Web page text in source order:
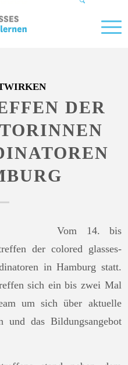
DER
Vom 14. bis
der colored glasses-
in Hamburg statt.
sich ein bis zwei Mal
um sich über aktuelle
und das Bildungsangebot